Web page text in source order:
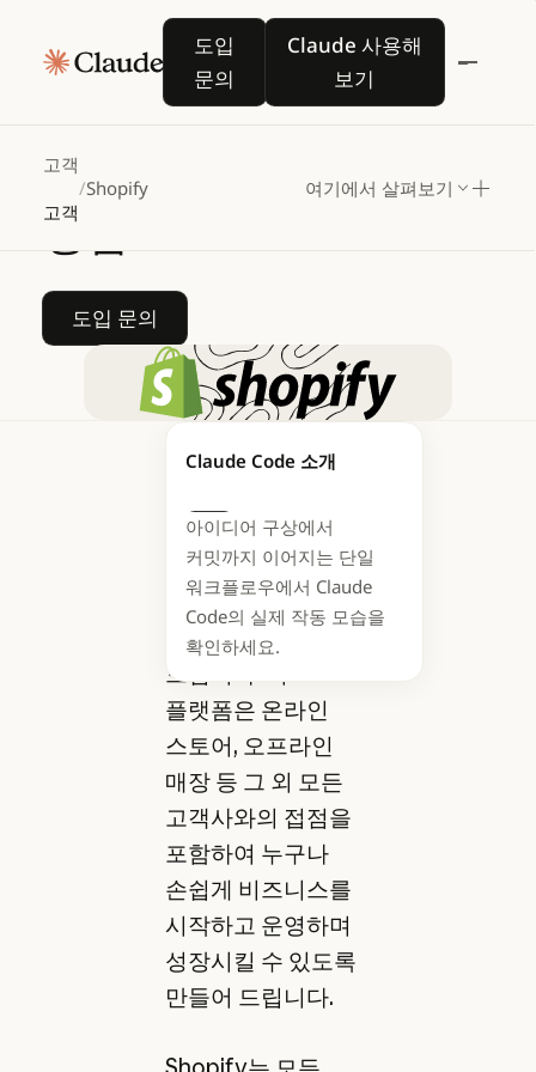
도입
문의
도입 문의
Claude 사용해
보기
Claude 사용해 보기
고객
고객
/Shopify 여기에서 살펴보기
Shopify,Google
Cloud의VertexAI에서
Anthropic의Claude로
Sidekick을
강화하는
방법
도입 문의
도입 문의
Claude Code 소개
다음
아이디어 구상에서
커밋까지 이어지는 단일
워크플로우에서 Claude
Code의 실제 작동 모습을
확인하세요.
Shopify는 초보
엔터프라이즈
브랜드까지, 전 세계
수백만 기업의
커머스를 지원해
드립니다. 이
플랫폼은 온라인
스토어, 오프라인
매장 등 그 외 모든
고객사와의 접점을
포함하여 누구나
손쉽게 비즈니스를
시작하고 운영하며
성장시킬 수 있도록
만들어 드립니다.